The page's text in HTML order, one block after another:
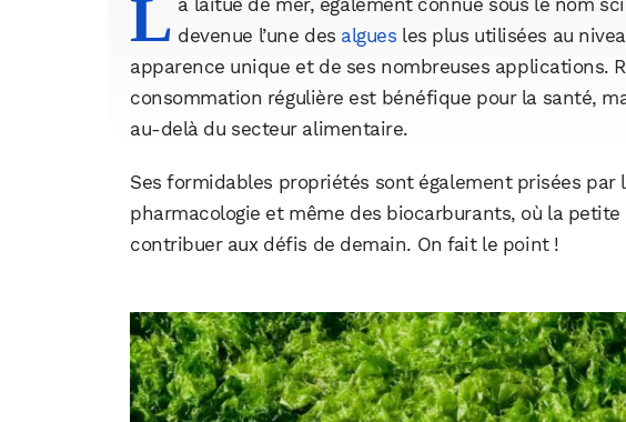
L a laitue de mer, également connue sous le nom
devenue l’une des algues les plus utilisées au
apparence unique et de ses nombreuses applications.
consommation régulière est bénéfique pour la santé,
au-delà du secteur alimentaire.
Ses formidables propriétés sont également prisées par
pharmacologie et même des biocarburants, où la
contribuer aux défis de demain. On fait le point !